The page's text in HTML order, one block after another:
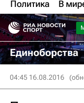
Политика В
Единоборства
04:45 16.08.2016